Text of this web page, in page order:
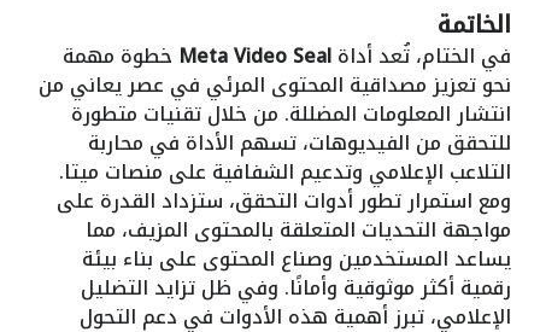
الخاتمة
في الختام، تُعد أداةMeta Video Seal خطوة مهمة
نحو تعزيز مصداقية المحتوى المرئي في عصر يعاني من
انتشار المعلومات المضللة. من خلال تقنيات متطورة
للتحقق من الفيديوهات، تسهم الأداة في محاربة
التلاعب الإعلامي وتدعيم الشفافية على منصات ميتا.
ومع استمرار تطور أدوات التحقق، ستزداد القدرة على
مواجهة التحديات المتعلقة بالمحتوى المزيف، مما
يساعد المستخدمين وصناع المحتوى على بناء بيئة
رقمية أكثر موثوقية وأمانًا. وفي ظل تزايد التضليل
الإعلامي، تبرز أهمية هذه الأدوات في دعم التحول